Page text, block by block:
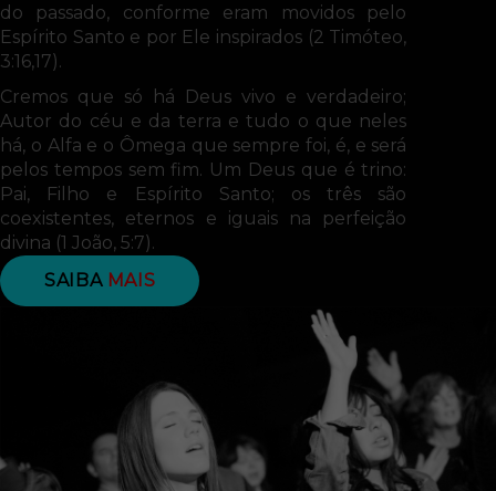
do passado, conforme eram movidos pelo
Espírito Santo e por Ele inspirados (2 Timóteo,
3:16,17).
Cremos que só há Deus vivo e verdadeiro;
Autor do céu e da terra e tudo o que neles
há, o Alfa e o Ômega que sempre foi, é, e será
pelos tempos sem fim. Um Deus que é trino:
Pai, Filho e Espírito Santo; os três são
coexistentes, eternos e iguais na perfeição
divina (1 João, 5:7).
SAIBA MAIS